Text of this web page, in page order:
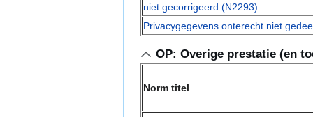
niet gecorrigeerd (N2293)
Privacygegevens onterecht niet
OP: Overige prestatie (en
Norm titel